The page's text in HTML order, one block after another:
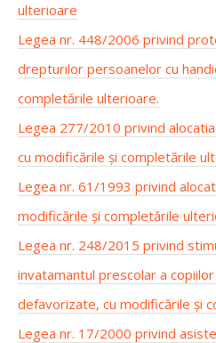
ulterioare
Legea nr. 448/2006 privind
drepturilor persoanelor cu
completările ulterioare.
Legea 277/2010 privind
cu modificările și completările
Legea nr. 61/1993 privind
modificările și completările
Legea nr. 248/2015 privind
invatamantul prescolar a
defavorizate, cu modificările și
Legea nr. 17/2000 privind